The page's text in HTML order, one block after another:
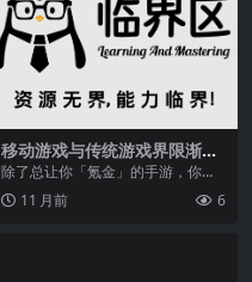
移动游戏与传统游戏界限渐模
糊，哪些模拟器好用？来盘点
除了总让你「氪金」的手游，你还
可以试试这 10+ 个游戏模拟器,掌
机,手游,任天...
11 月前 6